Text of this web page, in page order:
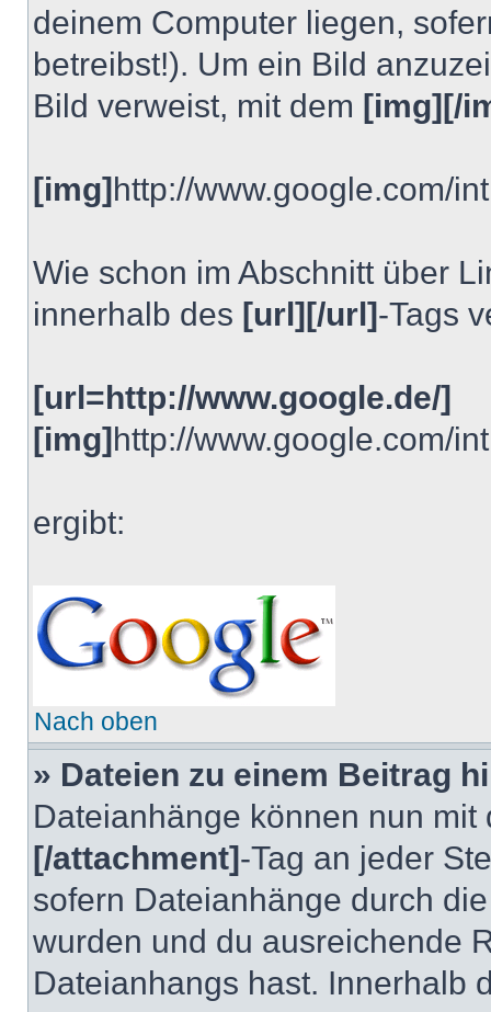
deinem Computer liegen,
betreibst!). Um ein Bild
Bild verweist, mit dem [img][/
[img]http://www.google.com/
Wie schon im Abschnitt über
innerhalb des [url][/url]-Tags
[url=http://www.google.de/]
[img]http://www.google.com/
ergibt:
Nach oben
» Dateien zu einem Beitrag
Dateianhänge können nun
[/attachment]-Tag an jeder
sofern Dateianhänge durch
wurden und du ausreichende
Dateianhangs hast. Innerhalb